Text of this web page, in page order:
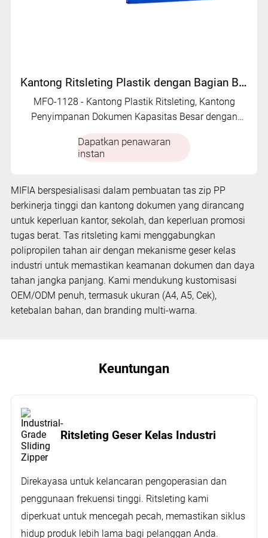
Kantong Ritsleting Plastik dengan Bagian Bawah yang Dapat Diperluas | MFO-1128
MFO-1128 - Kantong Plastik Ritsleting, Kantong
Penyimpanan Dokumen Kapasitas Besar dengan
Dapatkan penawaran
instan
MIFIA berspesialisasi dalam pembuatan tas zip PP
berkinerja tinggi dan kantong dokumen yang dirancang
untuk keperluan kantor, sekolah, dan keperluan promosi
tugas berat. Tas ritsleting kami menggabungkan
polipropilen tahan air dengan mekanisme geser kelas
industri untuk memastikan keamanan dokumen dan daya
tahan jangka panjang. Kami mendukung kustomisasi
OEM/ODM penuh, termasuk ukuran (A4, A5, Cek),
ketebalan bahan, dan branding multi-warna.
Keuntungan
Ritsleting Geser Kelas Industri
Direkayasa untuk kelancaran pengoperasian dan
penggunaan frekuensi tinggi. Ritsleting kami
diperkuat untuk mencegah pecah, memastikan siklus
hidup produk lebih lama bagi pelanggan Anda.